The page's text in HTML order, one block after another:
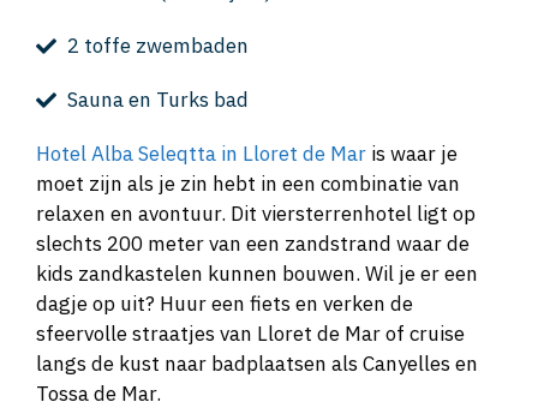
2 toffe zwembaden
Sauna en Turks bad
Hotel Alba Seleqtta in Lloret de Mar is waar je
moet zijn als je zin hebt in een combinatie van
relaxen en avontuur. Dit viersterrenhotel ligt op
slechts 200 meter van een zandstrand waar de
kids zandkastelen kunnen bouwen. Wil je er een
dagje op uit? Huur een fiets en verken de
sfeervolle straatjes van Lloret de Mar of cruise
langs de kust naar badplaatsen als Canyelles en
Tossa de Mar.